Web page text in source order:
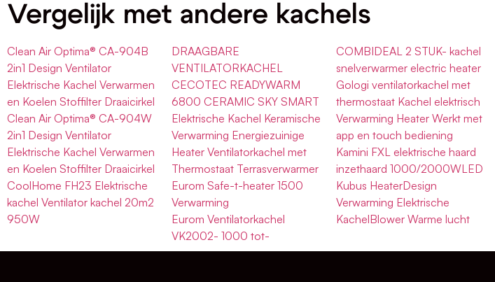
Vergelijk met andere kachels
Clean Air Optima® CA-904B
2in1 Design Ventilator
Elektrische Kachel Verwarmen
en Koelen Stoffilter Draaicirkel
Clean Air Optima® CA-904W
2in1 Design Ventilator
Elektrische Kachel Verwarmen
en Koelen Stoffilter Draaicirkel
CoolHome FH23 Elektrische
kachel Ventilator kachel 20m2
950W
DRAAGBARE
VENTILATORKACHEL
CECOTEC READYWARM
6800 CERAMIC SKY SMART
Elektrische Kachel Keramische
Verwarming Energiezuinige
Heater Ventilatorkachel met
Thermostaat Terrasverwarmer
Eurom Safe-t-heater 1500
Verwarming
Eurom Ventilatorkachel
VK2002- 1000 tot-
COMBIDEAL 2 STUK- kachel
snelverwarmer electric heater
Gologi ventilatorkachel met
thermostaat Kachel elektrisch
Verwarming Heater Werkt met
app en touch bediening
Kamini FXL elektrische haard
inzethaard 1000/2000WLED
Kubus HeaterDesign
Verwarming Elektrische
KachelBlower Warme lucht